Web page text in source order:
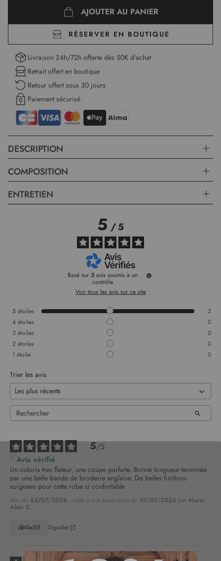
Longueur :122 cm pour la première taille
AJOUTER AU PANIER
RÉSERVER EN BOUTIQUE
Livraison 24h/72h offerte dès 50€ d'achat
Retrait offert en boutique
Retour offert sous 30 jours
Paiement sécurisé
DESCRIPTION
COMPOSITION
ENTRETIEN
5/5
Basé sur 3 avis soumis à un
contrôle
Voir tous les avis sur ce site
5 étoiles
3
4 étoiles
0
3 étoiles
0
2 étoiles
0
1 étoile 0
Trier les avis
5/5
Avis vérifié
Un coloris tres flateur, une coupe parfaite. Bonne longueur terminée
par une belle bande de broderie anglaise. De belles finitions
soignees pour cette robe si confortable
Avis du 23/07/2026 , suite à une expérience du 07/07/2026 par Marie-
Alain C.
Utile(0) Signaler